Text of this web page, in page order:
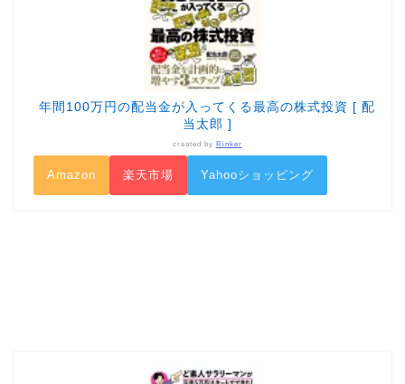
年間100万円の配当金が入ってくる最高の株式投資 [ 配
当太郎 ]
created by Rinker
Amazon 楽天市場 Yahooショッピング